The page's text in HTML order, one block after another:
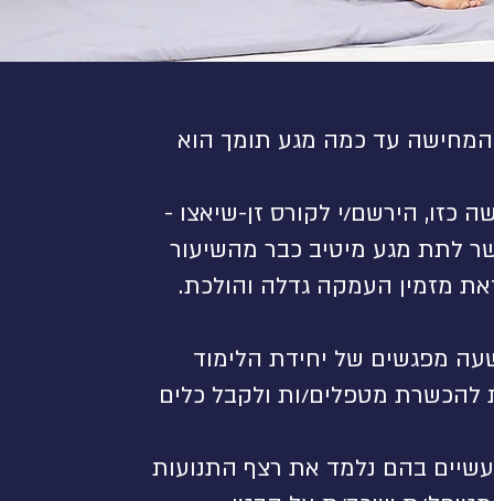
עד כמה מגע תומך הוא
כזו, הירשם/י לקורס זן-שיאצו -
לתת מגע מיטיב כבר מהשיעור
מזמין העמקה גדלה והולכת.
מפגשים של יחידת הלימוד
להכשרת מטפלים/ות ולקבל כלים
מעשיים בהם נלמד את רצף התנועות